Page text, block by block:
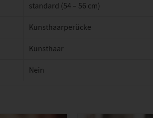
standard (54 – 56 cm)
Kunsthaarperücke
Kunsthaar
Nein